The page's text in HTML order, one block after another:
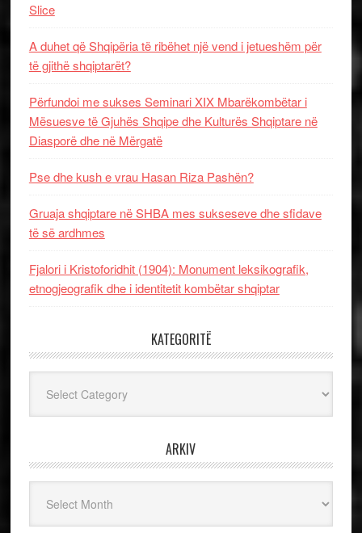
Slice
A duhet që Shqipëria të ribëhet një vend i jetueshëm për
të gjithë shqiptarët?
Përfundoi me sukses Seminari XIX Mbarëkombëtar i
Mësuesve të Gjuhës Shqipe dhe Kulturës Shqiptare në
Diasporë dhe në Mërgatë
Pse dhe kush e vrau Hasan Riza Pashën?
Gruaja shqiptare në SHBA mes sukseseve dhe sfidave
të së ardhmes
Fjalori i Kristoforidhit (1904): Monument leksikografik,
etnogjeografik dhe i identitetit kombëtar shqiptar
KATEGORITË
ARKIV